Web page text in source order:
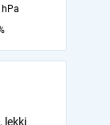
lekki